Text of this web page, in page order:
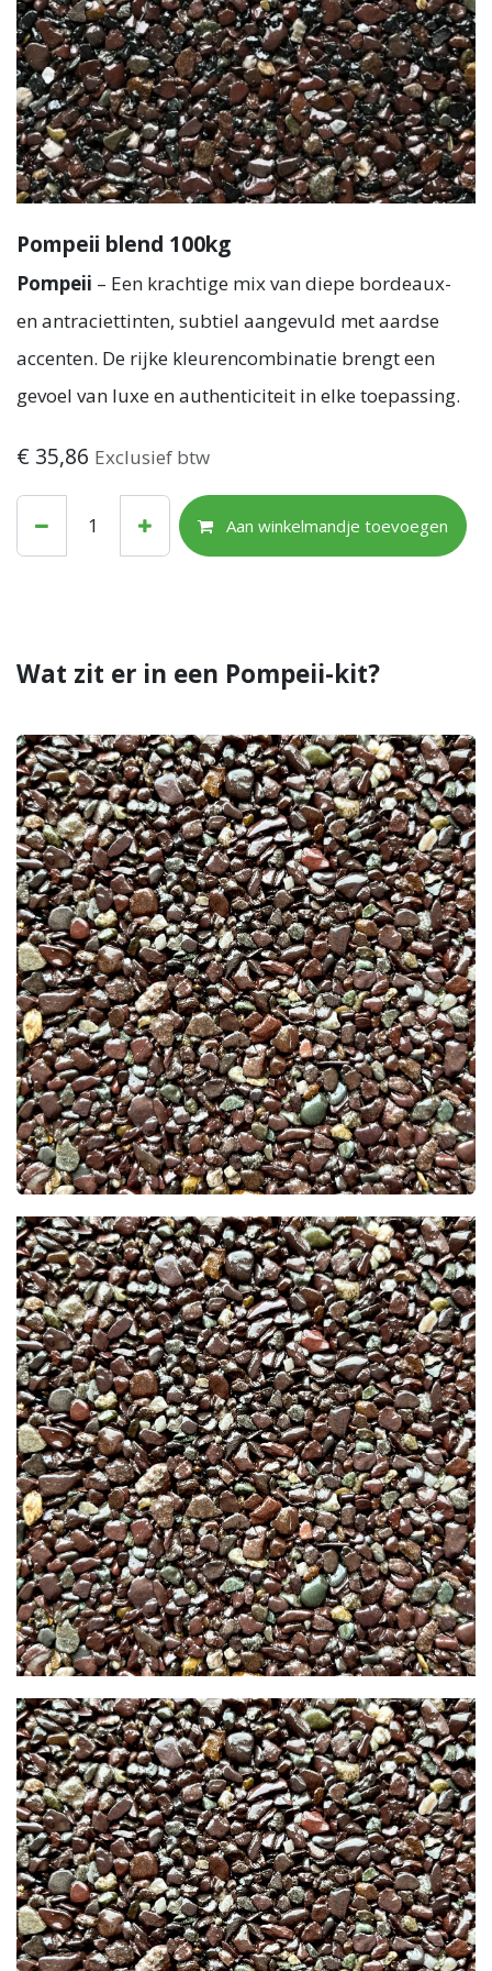
Pompeii blend 100kg
Pompeii – Een krachtige mix van diepe bordeaux-
en antraciettinten, subtiel aangevuld met aardse
accenten. De rijke kleurencombinatie brengt een
gevoel van luxe en authenticiteit in elke toepassing.
€ 35,86 Exclusief btw
Aan winkelmandje toevoegen
Wat zit er in een Pompeii-kit?